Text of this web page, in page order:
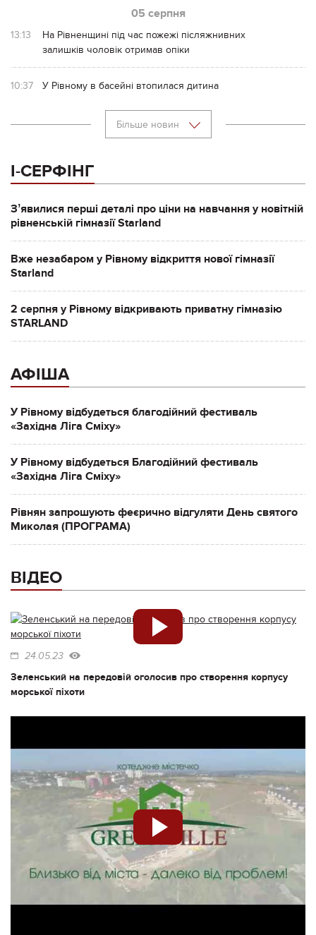
05 серпня
13:13
На Рівненщині під час пожежі післяжнивних
залишків чоловік отримав опіки
10:37 У Рівному в басейні втопилася дитина
Більше новин
І-СЕРФІНГ
Зʼявилися перші деталі про ціни на навчання у новітній
рівненській гімназії Starland
Вже незабаром у Рівному відкриття нової гімназії
Starland
2 серпня у Рівному відкривають приватну гімназію
STARLAND
АФІША
У Рівному відбудеться благодійний фестиваль
«Західна Ліга Сміху»
У Рівному відбудеться Благодійний фестиваль
«Західна Ліга Сміху»
Рівнян запрошують феєрично відгуляти День святого
Миколая (ПРОГРАМА)
ВІДЕО
24.05.23
Зеленський на передовій оголосив про створення корпусу
морської піхоти